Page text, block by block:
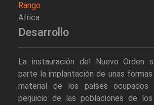
Rango
Africa
Desarrollo
La instauración del Nuevo Orden
parte la implantación de unas
material de los países
perjuicio de las poblaciones de